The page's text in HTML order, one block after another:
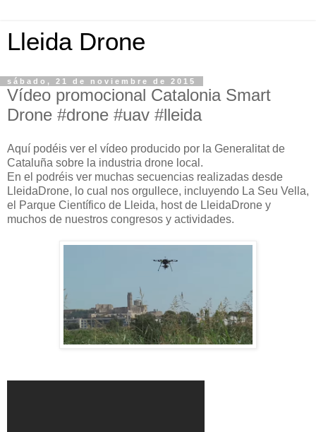
Lleida Drone
sábado, 21 de noviembre de 2015
Vídeo promocional Catalonia Smart
Drone #drone #uav #lleida
Aquí podéis ver el vídeo producido por la Generalitat de
Cataluña sobre la industria drone local.
En el podréis ver muchas secuencias realizadas desde
LleidaDrone, lo cual nos orgullece, incluyendo La Seu Vella,
el Parque Científico de Lleida, host de LleidaDrone y
muchos de nuestros congresos y actividades.